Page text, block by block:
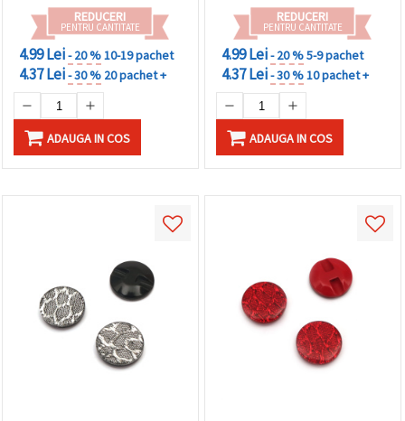
REDUCERI
PENTRU CANTITATE
4.99 Lei- 20 %10-19 pachet
4.37 Lei- 30 % 20 pachet +
ADAUGA IN COS
REDUCERI
PENTRU CANTITATE
4.99 Lei- 20 %5-9 pachet
4.37 Lei- 30 %10 pachet +
ADAUGA IN COS